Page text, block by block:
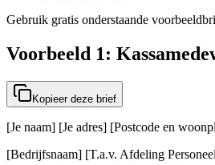
Gebruik gratis onderstaande
Voorbeeld 1:
Kopieer deze brief
[Je naam] [Je adres] [Postcode en
[Bedrijfsnaam] [T.a.v. Afdeling